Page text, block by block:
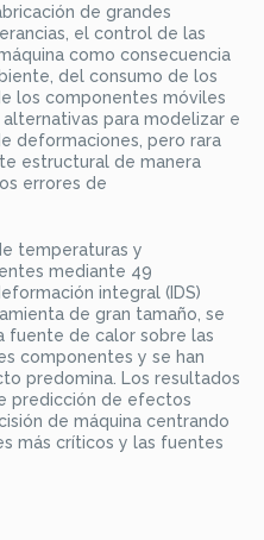
de grandes
el control de las
como consecuencia
del consumo de los
los componentes móviles
para modelizar e
deformaciones, pero rara
estructural de manera
errores de
temperaturas y
mediante 49
integral (IDS)
de gran tamaño, se
fuente de calor sobre las
componentes y se han
predomina. Los resultados
predicción de efectos
de máquina centrando
más críticos y las fuentes